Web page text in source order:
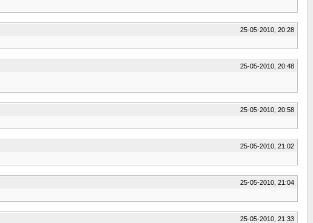
25-05-2010, 20:28
25-05-2010, 20:48
25-05-2010, 20:58
25-05-2010, 21:02
25-05-2010, 21:04
25-05-2010, 21:33